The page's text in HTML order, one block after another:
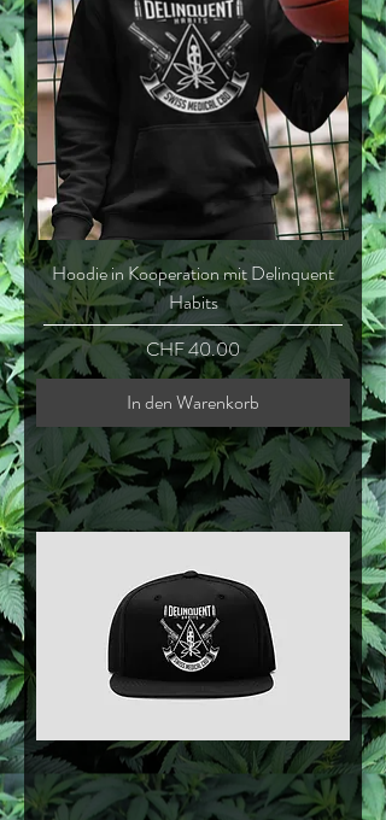
Hoodie in Kooperation mit Delinquent
Habits
Preis
CHF 40.00
In den Warenkorb